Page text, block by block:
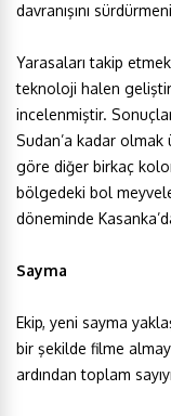
davranışını
Yarasaları takip
teknoloji halen
incelenmiştir.
Sudan’a kadar olmak
göre diğer birkaç
bölgedeki bol
döneminde
Sayma
Ekip, yeni sayma
bir şekilde filme
ardından toplam